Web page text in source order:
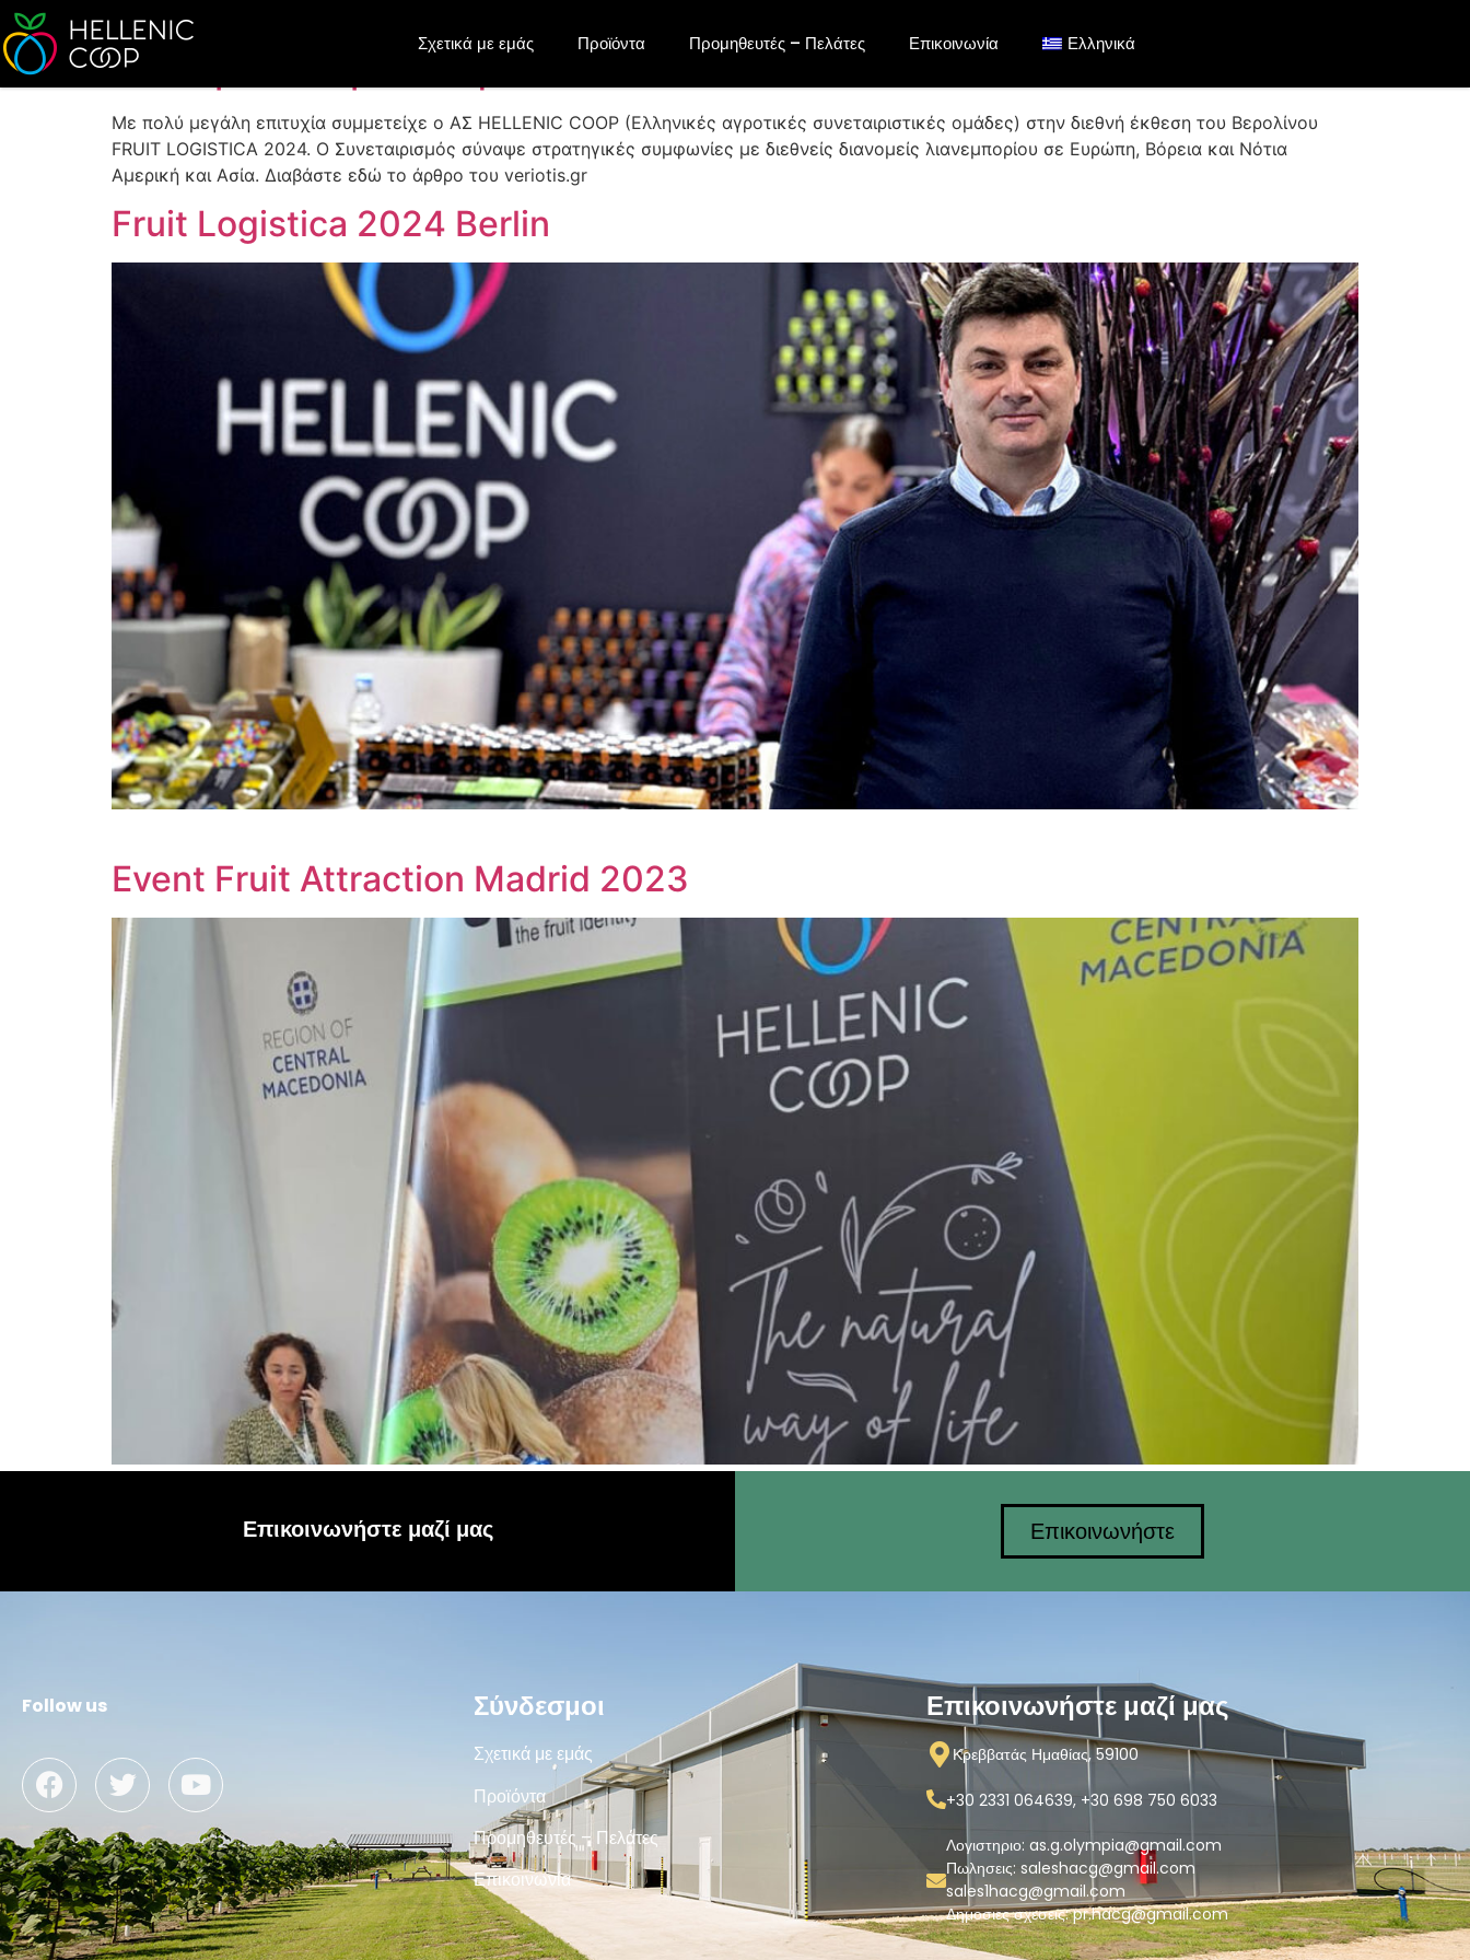
Σχετικά με εμάς Προϊόντα Προμηθευτές – Πελάτες Επικοινωνία Ελληνικά
Άρθρο του veriotis.gr για τη συμμετοχή στο του ΑΣ HELLENIC COOP στην
διεθνή έκθεση του Βερολίνου FRUIT LOGISTICA 2024
Με πολύ μεγάλη επιτυχία συμμετείχε ο ΑΣ HELLENIC COOP (Ελληνικές αγροτικές συνεταιριστικές ομάδες) στην διεθνή έκθεση του Βερολίνου
FRUIT LOGISTICA 2024. Ο Συνεταιρισμός σύναψε στρατηγικές συμφωνίες με διεθνείς διανομείς λιανεμπορίου σε Ευρώπη, Βόρεια και Νότια
Αμερική και Ασία. Διαβάστε εδώ το άρθρο του veriotis.gr
Fruit Logistica 2024 Berlin
Event Fruit Attraction Madrid 2023
Επικοινωνήστε μαζί μας Επικοινωνήστε
Follow us Σύνδεσμοι
Σχετικά με εμάς
Προϊόντα
Προμηθευτές – Πελάτες
Επικοινωνία
Επικοινωνήστε μαζί μας
Κρεββατάς Ημαθίας, 59100
+30 2331 064639, +30 698 750 6033
Λογιστηριο: as.g.olympia@gmail.com
Πωλησεις: saleshacg@gmail.com
sales1hacg@gmail.com
Δημοσιες σχεσεις: pr.hacg@gmail.com